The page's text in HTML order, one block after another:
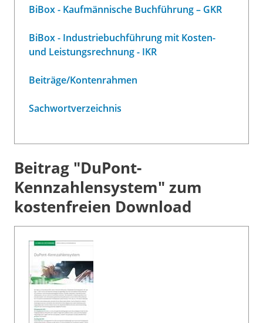
BiBox - Kaufmännische Buchführung – GKR
BiBox - Industriebuchführung mit Kosten-
und Leistungsrechnung - IKR
Beiträge/Kontenrahmen
Sachwortverzeichnis
Beitrag "DuPont-
Kennzahlensystem" zum
kostenfreien Download